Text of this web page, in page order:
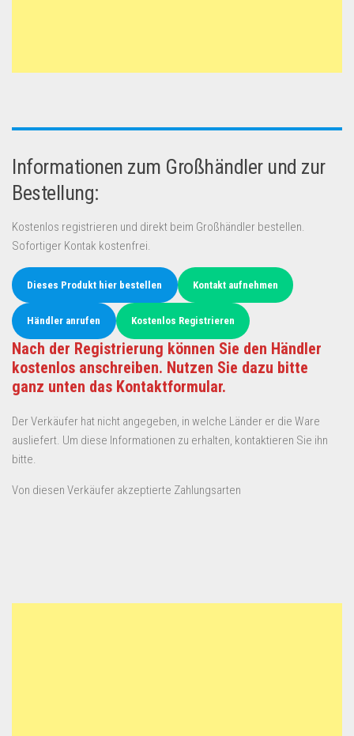
Informationen zum Großhändler und zur
Bestellung:
Kostenlos registrieren und direkt beim Großhändler bestellen.
Sofortiger Kontak kostenfrei.
Dieses Produkt hier bestellen Kontakt aufnehmen
Händler anrufen Kostenlos Registrieren
Nach der Registrierung können Sie den Händler
kostenlos anschreiben. Nutzen Sie dazu bitte
ganz unten das Kontaktformular.
Der Verkäufer hat nicht angegeben, in welche Länder er die Ware
ausliefert. Um diese Informationen zu erhalten, kontaktieren Sie ihn
bitte.
Von diesen Verkäufer akzeptierte Zahlungsarten